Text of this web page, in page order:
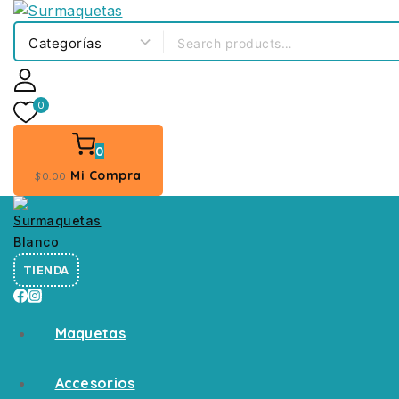
0
0
$0 .00 Mi Compra
TIENDA
Maquetas
Accesorios